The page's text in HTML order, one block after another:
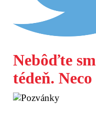
Nebôďte
tédeň.